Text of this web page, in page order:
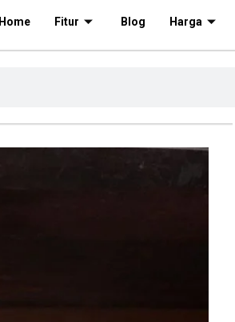
Home Fitur Blog Harga